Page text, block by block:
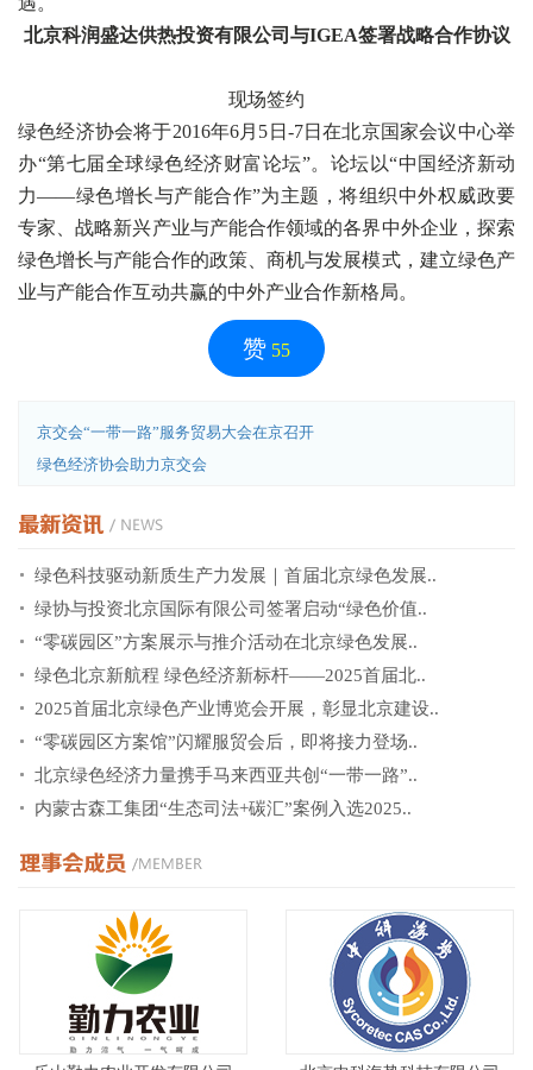
北京科润盛达供热投资有限公司与IGEA签署战略合作协议
现场签约
绿色经济协会将于2016年6月5日-7日在北京国家会议中心举
办“第七届全球绿色经济财富论坛”。论坛以“中国经济新动
力——绿色增长与产能合作”为主题，将组织中外权威政要
专家、战略新兴产业与产能合作领域的各界中外企业，探索
绿色增长与产能合作的政策、商机与发展模式，建立绿色产
业与产能合作互动共赢的中外产业合作新格局。
赞 55
京交会“一带一路”服务贸易大会在京召开
绿色经济协会助力京交会
绿色科技驱动新质生产力发展｜首届北京绿色发展..
绿协与投资北京国际有限公司签署启动“绿色价值..
“零碳园区”方案展示与推介活动在北京绿色发展..
绿色北京新航程 绿色经济新标杆——2025首届北..
2025首届北京绿色产业博览会开展，彰显北京建设..
“零碳园区方案馆”闪耀服贸会后，即将接力登场..
北京绿色经济力量携手马来西亚共创“一带一路”..
内蒙古森工集团“生态司法+碳汇”案例入选2025..